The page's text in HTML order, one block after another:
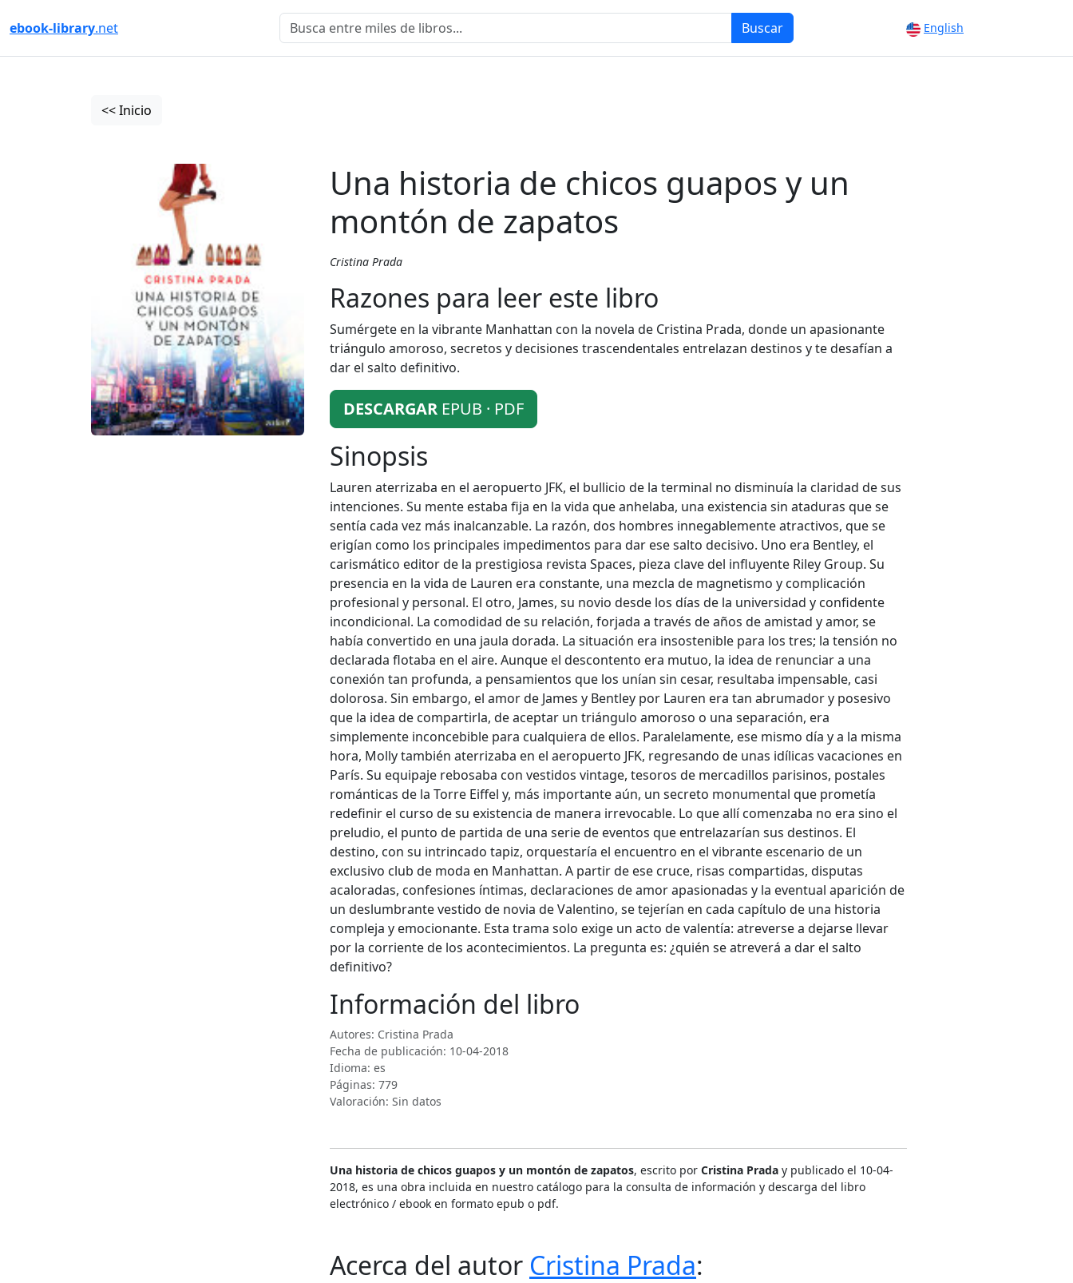
ebook-library.net Buscar English
<< Inicio
Una historia de chicos guapos y un
montón de zapatos
Cristina Prada
Razones para leer este libro
Sumérgete en la vibrante Manhattan con la novela de Cristina Prada, donde un apasionante
triángulo amoroso, secretos y decisiones trascendentales entrelazan destinos y te desafían a
dar el salto definitivo.
DESCARGAR EPUB · PDF
Sinopsis
Lauren aterrizaba en el aeropuerto JFK, el bullicio de la terminal no disminuía la claridad de sus
intenciones. Su mente estaba fija en la vida que anhelaba, una existencia sin ataduras que se
sentía cada vez más inalcanzable. La razón, dos hombres innegablemente atractivos, que se
erigían como los principales impedimentos para dar ese salto decisivo. Uno era Bentley, el
carismático editor de la prestigiosa revista Spaces, pieza clave del influyente Riley Group. Su
presencia en la vida de Lauren era constante, una mezcla de magnetismo y complicación
profesional y personal. El otro, James, su novio desde los días de la universidad y confidente
incondicional. La comodidad de su relación, forjada a través de años de amistad y amor, se
había convertido en una jaula dorada. La situación era insostenible para los tres; la tensión no
declarada flotaba en el aire. Aunque el descontento era mutuo, la idea de renunciar a una
conexión tan profunda, a pensamientos que los unían sin cesar, resultaba impensable, casi
dolorosa. Sin embargo, el amor de James y Bentley por Lauren era tan abrumador y posesivo
que la idea de compartirla, de aceptar un triángulo amoroso o una separación, era
simplemente inconcebible para cualquiera de ellos. Paralelamente, ese mismo día y a la misma
hora, Molly también aterrizaba en el aeropuerto JFK, regresando de unas idílicas vacaciones en
París. Su equipaje rebosaba con vestidos vintage, tesoros de mercadillos parisinos, postales
románticas de la Torre Eiffel y, más importante aún, un secreto monumental que prometía
redefinir el curso de su existencia de manera irrevocable. Lo que allí comenzaba no era sino el
preludio, el punto de partida de una serie de eventos que entrelazarían sus destinos. El
destino, con su intrincado tapiz, orquestaría el encuentro en el vibrante escenario de un
exclusivo club de moda en Manhattan. A partir de ese cruce, risas compartidas, disputas
acaloradas, confesiones íntimas, declaraciones de amor apasionadas y la eventual aparición de
un deslumbrante vestido de novia de Valentino, se tejerían en cada capítulo de una historia
compleja y emocionante. Esta trama solo exige un acto de valentía: atreverse a dejarse llevar
por la corriente de los acontecimientos. La pregunta es: ¿quién se atreverá a dar el salto
definitivo?
Información del libro
Autores: Cristina Prada
Fecha de publicación: 10-04-2018
Idioma: es
Páginas: 779
Valoración: Sin datos
Una historia de chicos guapos y un montón de zapatos, escrito por Cristina Prada y publicado el 10-04-
2018, es una obra incluida en nuestro catálogo para la consulta de información y descarga del libro
electrónico / ebook en formato epub o pdf.
Acerca del autor Cristina Prada: